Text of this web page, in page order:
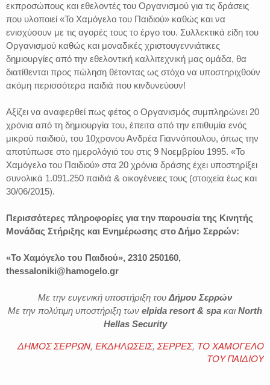
εκπροσώπους και εθελοντές του Οργανισμού για τις δράσεις
που υλοποιεί «Το Χαμόγελο του Παιδιού» καθώς και να
ενισχύσουν με τις αγορές τους το έργο του. Συλλεκτικά είδη του
Οργανισμού καθώς και μοναδικές χριστουγεννιάτικες
δημιουργίες από την εθελοντική καλλιτεχνική μας ομάδα, θα
διατίθενται προς πώληση θέτοντας ως στόχο να υποστηριχθούν
ακόμη περισσότερα παιδιά που κινδυνεύουν!
Αξίζει να αναφερθεί πως φέτος ο Οργανισμός συμπληρώνει 20
χρόνια από τη δημιουργία του, έπειτα από την επιθυμία ενός
μικρού παιδιού, του 10χρονου Ανδρέα Γιαννόπουλου, όπως την
αποτύπωσε στο ημερολόγιό του στις 9 Νοεμβρίου 1995. «Το
Χαμόγελο του Παιδιού» στα 20 χρόνια δράσης έχει υποστηρίξει
συνολικά 1.091.250 παιδιά & οικογένειες τους (στοιχεία έως και
30/06/2015).
Περισσότερες πληροφορίες για την παρουσία της Κινητής
Μονάδας Στήριξης και Ενημέρωσης στο Δήμο Σερρών:
«Το Χαμόγελο του Παιδιού», 2310 250160,
thessaloniki@hamogelo.gr
Με την ευγενική υποστήριξη τουΔήμου Σερρών
Με την πολύτιμη υποστήριξη των elpida resort & spa και North
Hellas Security
ΔΗΜΟΣ ΣΕΡΡΩΝ, ΕΚΔΗΛΩΣΕΙΣ, ΣΕΡΡΕΣ, ΤΟ ΧΑΜΟΓΕΛΟ
ΤΟΥ ΠΑΙΔΙΟΥ